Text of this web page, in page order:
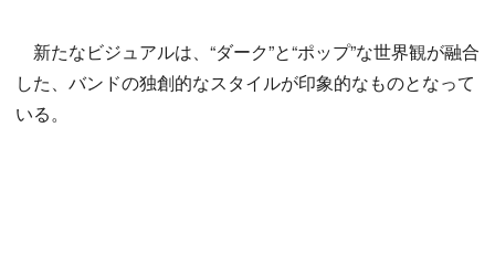
新たなビジュアルは、“ダーク”と“ポップ”な世界観が融合
した、バンドの独創的なスタイルが印象的なものとなって
いる。